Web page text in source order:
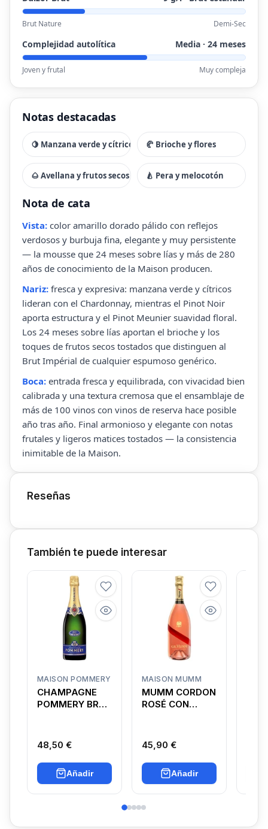
Brut Nature Demi-Sec
Complejidad autolítica Media · 24 meses
Joven y frutal Muy compleja
Notas destacadas
🍋 Manzana verde y cítricos 🥐 Brioche y flores
🌰 Avellana y frutos secos 🍐 Pera y melocotón
Nota de cata
Vista: color amarillo dorado pálido con reflejos
verdosos y burbuja fina, elegante y muy persistente
— la mousse que 24 meses sobre lías y más de 280
años de conocimiento de la Maison producen.
Nariz: fresca y expresiva: manzana verde y cítricos
lideran con el Chardonnay, mientras el Pinot Noir
aporta estructura y el Pinot Meunier suavidad floral.
Los 24 meses sobre lías aportan el brioche y los
toques de frutos secos tostados que distinguen al
Brut Impérial de cualquier espumoso genérico.
Boca: entrada fresca y equilibrada, con vivacidad bien
calibrada y una textura cremosa que el ensamblaje de
más de 100 vinos con vinos de reserva hace posible
año tras año. Final armonioso y elegante con notas
frutales y ligeros matices tostados — la consistencia
inimitable de la Maison.
Reseñas
También te puede interesar
MAISON POMMERY
CHAMPAGNE
POMMERY BRUT
48,50 €
Añadir
MAISON MUMM
MUMM CORDON
ROSÉ CON
45,90 €
Añadir